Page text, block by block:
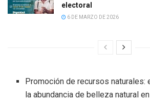
electoral
6 DE MARZO DE 2026
Promoción de recursos naturales:
la abundancia de belleza natural